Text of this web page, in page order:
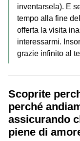
inventarsela). E
tempo alla fine
offerta la visita
interessarmi.
grazie infinito al
Scoprite
perché
assicurando
piene di